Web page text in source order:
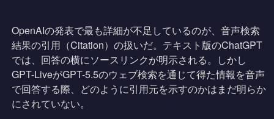
OpenAIの発表で最も詳細が不足しているのが、音声検索
結果の引用（Citation）の扱いだ。テキスト版のChatGPT
では、回答の横にソースリンクが明示される。しかし
GPT-LiveがGPT-5.5のウェブ検索を通じて得た情報を音声
で回答する際、どのように引用元を示すのかはまだ明らか
にされていない。